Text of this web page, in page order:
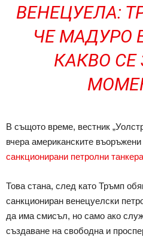
ВЕНЕЦУЕЛА:
ЧЕ МАДУРО
КАКВО СЕ
В същото време, вестник
вчера американските
санкционирани петролни танкера
Това стана, след като Тръмп
санкциониран венецуелски
да има смисъл, но само ако
създаване на свободна и